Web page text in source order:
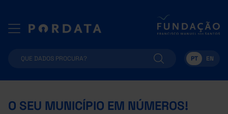
PT EN
O SEU MUNICÍPIO EM NÚMEROS!